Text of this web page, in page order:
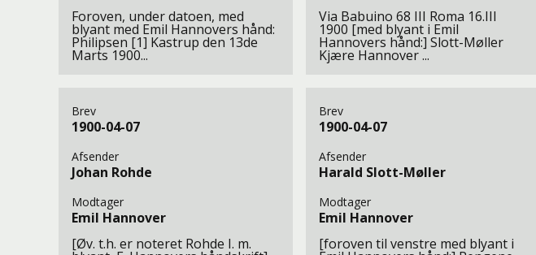
Foroven, under datoen, med
blyant med Emil Hannovers hånd:
Philipsen [1] Kastrup den 13de
Marts 1900...
Via Babuino 68 III Roma 16.III
1900 [med blyant i Emil
Hannovers hånd:] Slott-Møller
Kjære Hannover ...
Brev
1900-04-07
Afsender
Johan Rohde
Modtager
Emil Hannover
[Øv. t.h. er noteret Rohde I. m.
Brev
1900-04-07
Afsender
Harald Slott-Møller
Modtager
Emil Hannover
[foroven til venstre med blyant i